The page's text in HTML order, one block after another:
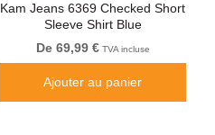
Kam Jeans 6369 Checked Short
Sleeve Shirt Blue
De 69,99 €TVA incluse
Ajouter au panier